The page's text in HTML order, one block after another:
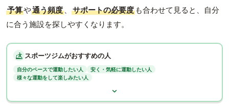
予算や通う頻度 、 サポートの必要度 も合わせて見ると、自分
に合う施設を探しやすくなります。
スポーツジムがおすすめの人
自分のペースで運動したい人
安く・気軽に運動したい人
様々な運動をして楽しみたい人